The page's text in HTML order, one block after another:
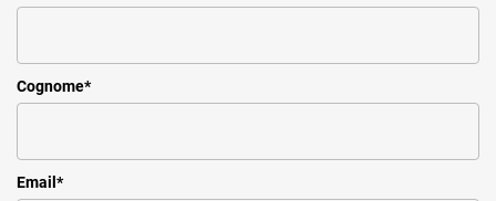
Cognome*
Email *